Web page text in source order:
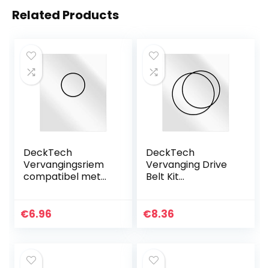
Related Products
DeckTech
Vervangingsriem
compatibel met
Players
€6.96
DeckTech
Vervanging Drive
Belt Kit
WM34 WM 34
rubberen riem)
€8.36